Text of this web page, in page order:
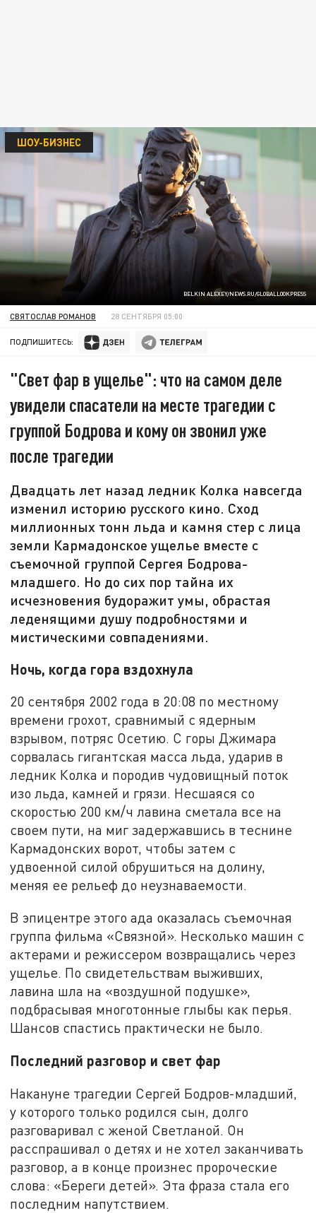
BELKIN ALEXEY/NEWS.RU/GLOBALLOOKPRESS
ШОУ-БИЗНЕС
СВЯТОСЛАВ РОМАНОВ 28 СЕНТЯБРЯ 05:00
ПОДПИШИТЕСЬ:
"Свет фар в ущелье": что на самом деле
увидели спасатели на месте трагедии с
группой Бодрова и кому он звонил уже
после трагедии
Двадцать лет назад ледник Колка навсегда
изменил историю русского кино. Сход
миллионных тонн льда и камня стер с лица
земли Кармадонское ущелье вместе с
съемочной группой Сергея Бодрова-
младшего. Но до сих пор тайна их
исчезновения будоражит умы, обрастая
леденящими душу подробностями и
мистическими совпадениями.
Ночь, когда гора вздохнула
20 сентября 2002 года в 20:08 по местному
времени грохот, сравнимый с ядерным
взрывом, потряс Осетию. С горы Джимара
сорвалась гигантская масса льда, ударив в
ледник Колка и породив чудовищный поток
изо льда, камней и грязи. Несшаяся со
скоростью 200 км/ч лавина сметала все на
своем пути, на миг задержавшись в теснине
Кармадонских ворот, чтобы затем с
удвоенной силой обрушиться на долину,
меняя ее рельеф до неузнаваемости.
В эпицентре этого ада оказалась съемочная
группа фильма «Связной». Несколько машин с
актерами и режиссером возвращались через
ущелье. По свидетельствам выживших,
лавина шла на «воздушной подушке»,
подбрасывая многотонные глыбы как перья.
Шансов спастись практически не было.
Последний разговор и свет фар
Накануне трагедии Сергей Бодров-младший,
у которого только родился сын, долго
разговаривал с женой Светланой. Он
расспрашивал о детях и не хотел заканчивать
разговор, а в конце произнес пророческие
слова: «Береги детей». Эта фраза стала его
последним напутствием.